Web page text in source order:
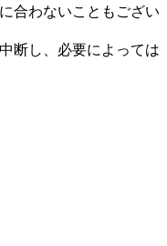
合わないこともござい
断し、必要によっては